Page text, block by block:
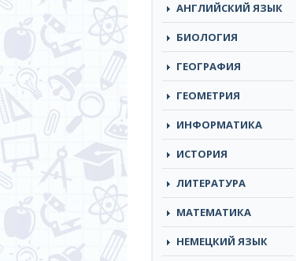
АНГЛИЙСКИЙ ЯЗЫК
БИОЛОГИЯ
ГЕОГРАФИЯ
ГЕОМЕТРИЯ
ИНФОРМАТИКА
ИСТОРИЯ
ЛИТЕРАТУРА
МАТЕМАТИКА
НЕМЕЦКИЙ ЯЗЫК